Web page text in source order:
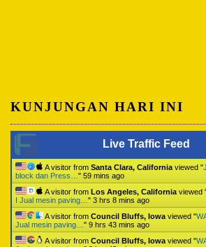
KUNJUNGAN HARI INI
Live Traffic Feed
A visitor from Santa Clara, California viewed "
block dan Press… " 59 mins ago
A visitor from Los Angeles, California viewed
I Jual mesin paving… " 3 hrs 8 mins ago
A visitor from Council Bluffs, Iowa viewed "
Jual mesin paving… " 9 hrs 43 mins ago
A visitor from Council Bluffs, Iowa viewed "